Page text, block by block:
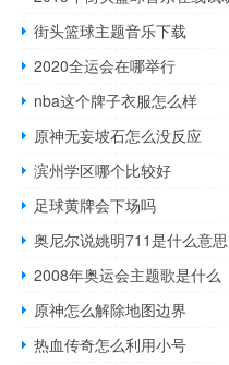
街头篮球主题音乐下载
2020全运会在哪举行
nba这个牌子衣服怎么样
原神无妄坡石怎么没反应
滨州学区哪个比较好
足球黄牌会下场吗
奥尼尔说姚明711是什么意思
2008年奥运会主题歌是什么
原神怎么解除地图边界
热血传奇怎么利用小号